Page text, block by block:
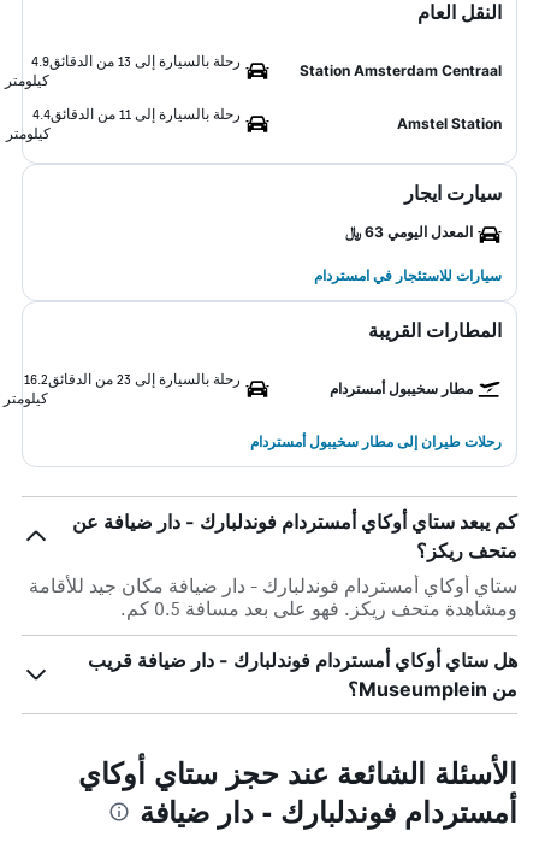
النقل العام
Station Amsterdam Centraal
رحلة بالسيارة إلى 13 من الدقائق
4.9
كيلومتر
Amstel Station
رحلة بالسيارة إلى 11 من الدقائق
4.4
كيلومتر
سيارت ايجار
المعدل اليومي 63 ﷼
سيارات للاستئجار في امستردام
المطارات القريبة
مطار سخيبول أمستردام
رحلة بالسيارة إلى 23 من الدقائق
16.2
كيلومتر
رحلات طيران إلى مطار سخيبول أمستردام
كم يبعد ستاي أوكاي أمستردام فوندلبارك - دار ضيافة عن
متحف ريكز؟
ستاي أوكاي أمستردام فوندلبارك - دار ضيافة مكان جيد للأقامة
ومشاهدة متحف ريكز. فهو على بعد مسافة 0.5 كم.
هل ستاي أوكاي أمستردام فوندلبارك - دار ضيافة قريب
من Museumplein؟
الأسئلة الشائعة عند حجز ستاي أوكاي
أمستردام فوندلبارك - دار ضيافة